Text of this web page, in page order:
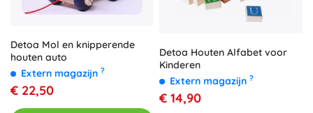
Detoa Mol en knipperende
houten auto
Extern magazijn ?
€ 22,50
Detoa Houten Alfabet voor
Kinderen
Extern magazijn ?
€ 14,90